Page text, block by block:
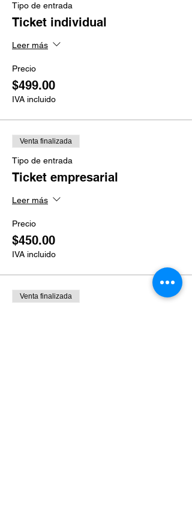
Tipo de entrada
Ticket individual
Leer más
Precio
$499.00
IVA incluido
Venta finalizada
Tipo de entrada
Ticket empresarial
Leer más
Precio
$450.00
IVA incluido
Venta finalizada